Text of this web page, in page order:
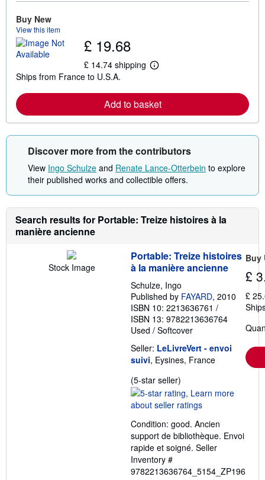
t
s
p
p
i
n
a
e
s
Buy New
View this item
£ 19.68
£ 14.74 shipping
L
r
n
o
a
b
o
u
t
s
i
p
g
r
a
t
e
s
Ships from France to U.S.A.
Add to basket
Discover more from the contributors
View Ingo Schulze and Renate Lance-Otterbein to explore
their published works and collectible offers.
Search results for Portable: Treize histoires à la
manière ancienne
Stock Image
Portable: Treize histoires
à la manière ancienne
Schulze, Ingo
Published by FAYARD, 2010
ISBN 10: 2213636761 /
ISBN 13: 9782213636764
Used / Softcover
Seller: LeLivreVert - envoi
suivi, Eysines, France
(5-star seller)
rating
5
of
5
stars
Condition: good. Ancien
support de bibliothèque. Envoi
rapide et soigné. Seller
Inventory #
9782213636764_5154_ZP196
Buy
£
£